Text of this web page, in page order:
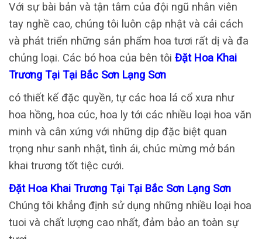
Với sự bài bản và tận tâm của đội ngũ nhân viên
tay nghề cao, chúng tôi luôn cập nhật và cải cách
và phát triển những sản phẩm hoa tươi rất dị và đa
chủng loại. Các bó hoa của bên tôi Đặt Hoa Khai
Trương Tại Tại Bắc Sơn Lạng Sơn
có thiết kế đặc quyền, tự các hoa lá cổ xưa như
hoa hồng, hoa cúc, hoa ly tới các nhiều loại hoa văn
minh và cân xứng với những dịp đặc biệt quan
trọng như sanh nhật, tình ái, chúc mừng mở bán
khai trương tốt tiệc cưới.
Đặt Hoa Khai Trương Tại Tại Bắc Sơn Lạng Sơn
Chúng tôi khẳng định sử dụng những nhiều loại hoa
tuoi và chất lượng cao nhất, đảm bảo an toàn sự